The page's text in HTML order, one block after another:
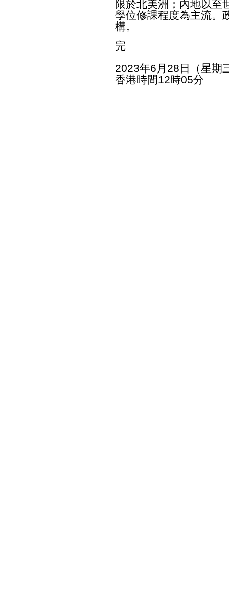
限於北美洲；內地以至
學位修課程度為主流。
構。
完
2023年6月28日（星期
香港時間12時05分